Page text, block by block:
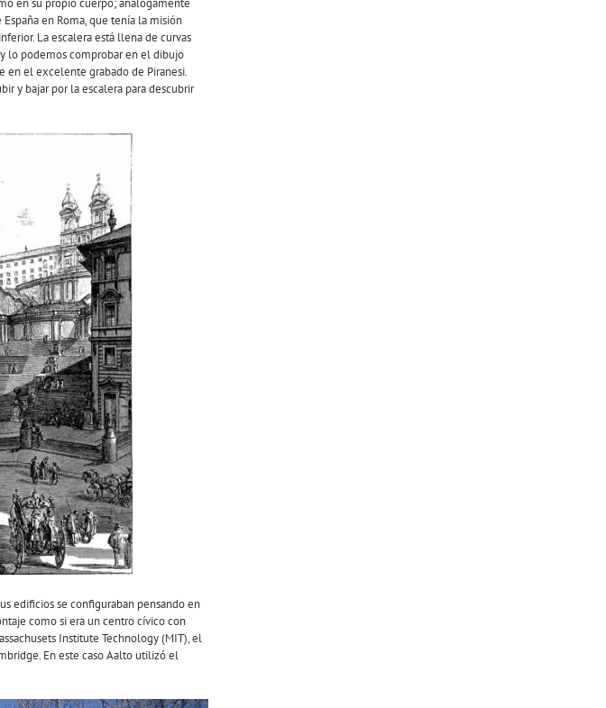
en su propio cuerpo; análogamente
en Roma, que tenía la misión
La escalera está llena de curvas
lo podemos comprobar en el dibujo
en el excelente grabado de Piranesi.
y bajar por la escalera para descubrir
edificios se configuraban pensando en
como si era un centro cívico con
Institute Technology (MIT), el
En este caso Aalto utilizó el